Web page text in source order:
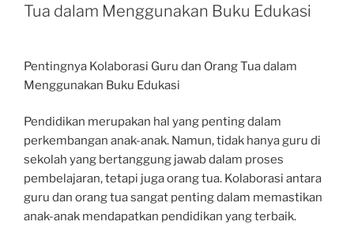
Tua dalam Menggunakan Buku Edukasi
Pentingnya Kolaborasi Guru dan Orang Tua dalam
Menggunakan Buku Edukasi
Pendidikan merupakan hal yang penting dalam
perkembangan anak-anak. Namun, tidak hanya guru di
sekolah yang bertanggung jawab dalam proses
pembelajaran, tetapi juga orang tua. Kolaborasi antara
guru dan orang tua sangat penting dalam memastikan
anak-anak mendapatkan pendidikan yang terbaik.